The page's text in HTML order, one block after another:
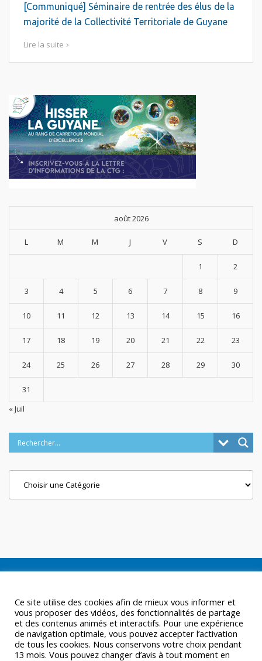
[Communiqué] Séminaire de rentrée des élus de la
majorité de la Collectivité Territoriale de Guyane
Lire la suite
août 2026
L M M J V S D
1 2
3 4 5 6 7 8 9
10 11 12 13 14 15 16
17 18 19 20 21 22 23
24 25 26 27 28 29 30
31
« Juil
Ce site utilise des cookies afin de mieux vous informer et
vous proposer des vidéos, des fonctionnalités de partage
et des contenus animés et interactifs. Pour une expérience
de navigation optimale, vous pouvez accepter l’activation
de tous les cookies. Nous conservons votre choix pendant
13 mois. Vous pouvez changer d’avis à tout moment en